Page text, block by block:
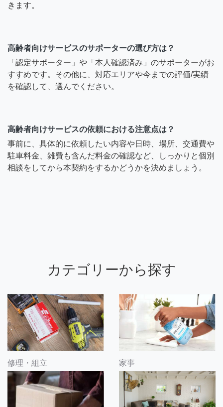
きます。
高齢者向けサービスのサポーターの選び方は？
「認定サポーター」や「本人確認済み」のサポーターがお
すすめです。その他に、対応エリアや今までの評価/実績
を確認して、選んでください。
高齢者向けサービスの依頼における注意点は？
事前に、具体的に依頼したい内容や日時、場所、交通費や
駐車料金、雑費も含んだ料金の確認など、しっかりと個別
相談をしてから本契約をするかどうかを決めましょう。
カテゴリーから探す
修理・組立 家事